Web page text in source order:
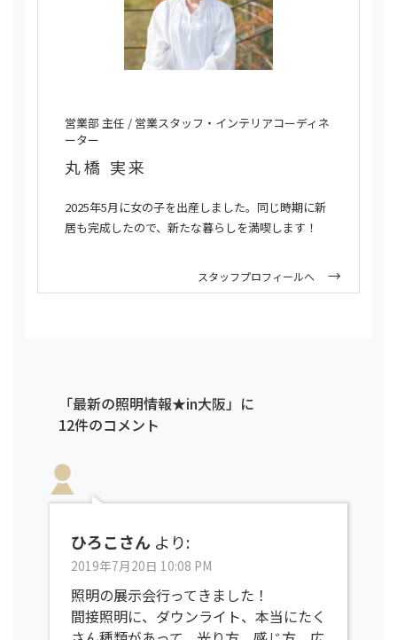
営業部 主任 / 営業スタッフ・インテリアコーディネ
ーター
丸橋 実来
2025年5月に女の子を出産しました。同じ時期に新
居も完成したので、新たな暮らしを満喫します！
スタッフプロフィールへ
「最新の照明情報★in大阪」に
12件のコメント
ひろこさん より:
2019年7月20日 10:08 PM
照明の展示会行ってきました！
間接照明に、ダウンライト、本当にたく